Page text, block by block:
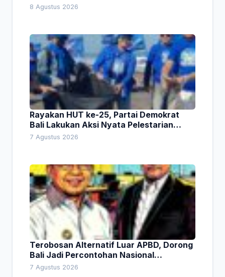
8 Agustus 2026
Rayakan HUT ke-25, Partai Demokrat
Bali Lakukan Aksi Nyata Pelestarian
Lingkungan
7 Agustus 2026
Terobosan Alternatif Luar APBD, Dorong
Bali Jadi Percontohan Nasional
Pembiayaan Daerah
7 Agustus 2026